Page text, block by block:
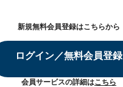
新規無料会員登録はこちらから
ログイン／無料会員登録
会員サービスの詳細はこちら